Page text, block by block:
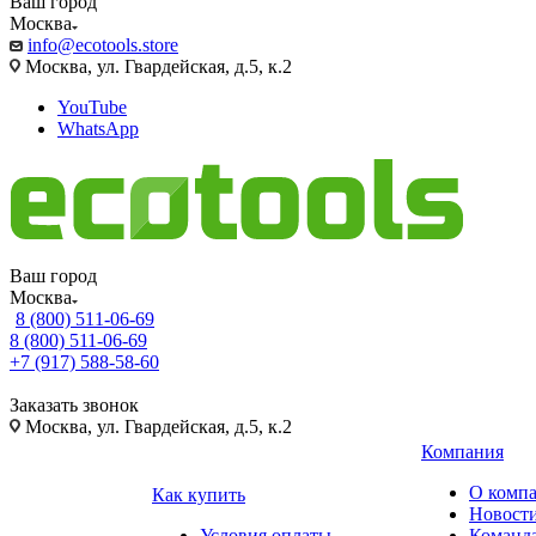
Москва
info@ecotools.store
Москва, ул. Гвардейская, д.5, к.2
YouTube
WhatsApp
Ваш город
Москва
8 (800) 511-06-69
8 (800) 511-06-69
+7 (917) 588-58-60
Заказать звонок
Москва, ул. Гвардейская, д.5, к.2
Как купить
Компания
О